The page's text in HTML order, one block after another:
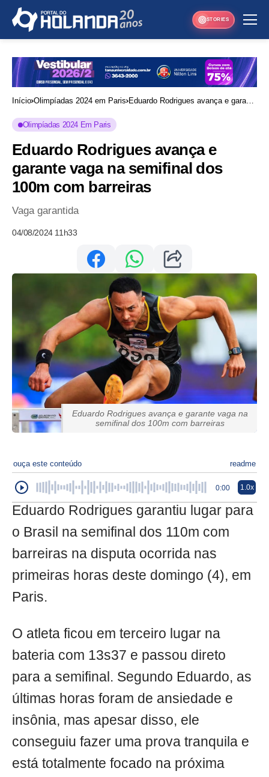
STORIES
Início Olimpíadas 2024 em Paris Eduardo Rodrigues avança e garante
Olimpíadas 2024 Em Paris
Eduardo Rodrigues avança e
garante vaga na semifinal dos
100m com barreiras
Vaga garantida
04/08/2024 11h33
Eduardo Rodrigues avança e garante vaga na
semifinal dos 100m com barreiras
ouça este conteúdo readme
0:00 1.0x
Eduardo Rodrigues garantiu lugar para
o Brasil na semifinal dos 110m com
barreiras na disputa ocorrida nas
primeiras horas deste domingo (4), em
Paris.
O atleta ficou em terceiro lugar na
bateria com 13s37 e passou direto
para a semifinal. Segundo Eduardo, as
últimas horas foram de ansiedade e
insônia, mas apesar disso, ele
conseguiu fazer uma prova tranquila e
está totalmente focado na próxima